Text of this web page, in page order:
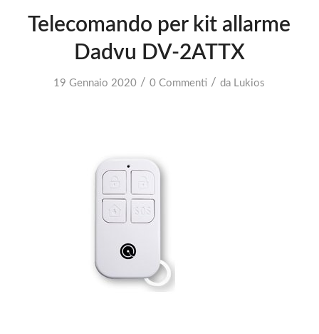
Telecomando per kit allarme
Dadvu DV-2ATTX
19 Gennaio 2020 / 0 Commenti / da Lukios